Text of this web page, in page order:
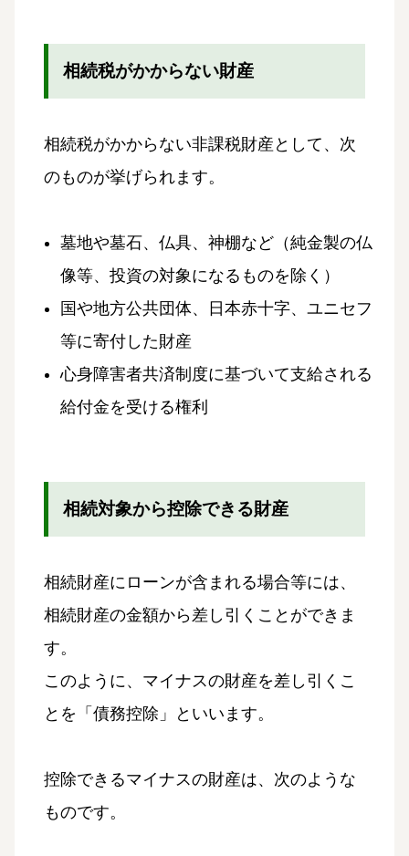
相続税がかからない財産
相続税がかからない非課税財産として、次
のものが挙げられます。
墓地や墓石、仏具、神棚など（純金製の仏
像等、投資の対象になるものを除く）
国や地方公共団体、日本赤十字、ユニセフ
等に寄付した財産
心身障害者共済制度に基づいて支給される
給付金を受ける権利
相続対象から控除できる財産
相続財産にローンが含まれる場合等には、
相続財産の金額から差し引くことができま
す。
このように、マイナスの財産を差し引くこ
とを「債務控除」といいます。
控除できるマイナスの財産は、次のような
ものです。